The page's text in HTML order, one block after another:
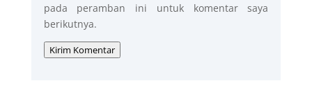
pada peramban ini untuk komentar saya
berikutnya.
Kirim Komentar